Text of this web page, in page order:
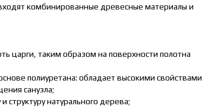
комбинированные древесные материалы и
царги, таким образом на поверхности полотна
полиуретана: обладает высокими свойствами
санузла;
натурального дерева;